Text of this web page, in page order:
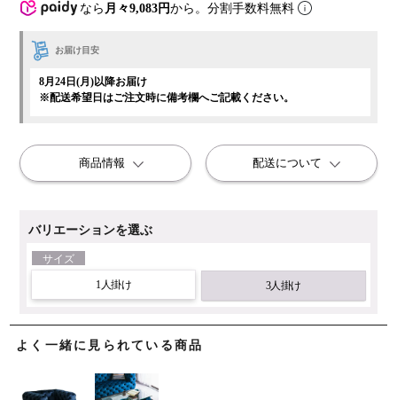
よく一緒に見られている商品
なら 月々9,083円から。分割手数料無料
バリエーションを選ぶ
サイズ
1人掛け 3人掛け
お届け目安
8月24日(月)以降お届け
※配送希望日はご注文時に備考欄へご記載ください。
商品情報 配送について